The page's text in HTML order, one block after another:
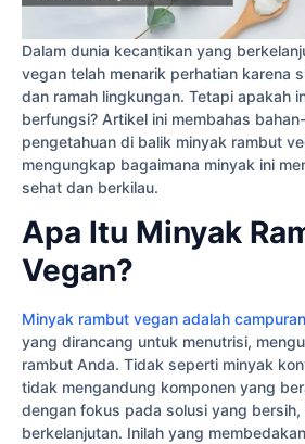
Dalam dunia kecantikan yang
vegan telah menarik perhatian karena
dan ramah lingkungan. Tetapi apakah
berfungsi? Artikel ini membahas
pengetahuan di balik minyak rambut
mengungkap bagaimana minyak ini
sehat dan berkilau.
Apa Itu Minyak
Vegan?
Minyak rambut vegan adalah
yang dirancang untuk menutrisi,
rambut Anda. Tidak seperti minyak
tidak mengandung komponen yang
dengan fokus pada solusi yang bersih,
berkelanjutan. Inilah yang